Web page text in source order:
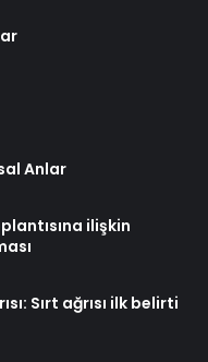
Anlar
ilişkin
Sırt ağrısı ilk belirti